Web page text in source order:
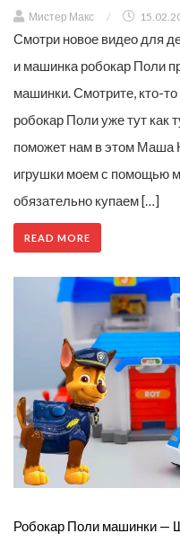
Мистер Макс /
Смотри новое видео для
и машинка робокар Поли
машинки. Смотрите, кто-
робокар Поли уже тут как
поможет нам в этом Маша
игрушки моем с помощью
обязательно купаем […]
READ MORE
Робокар Поли машинки —